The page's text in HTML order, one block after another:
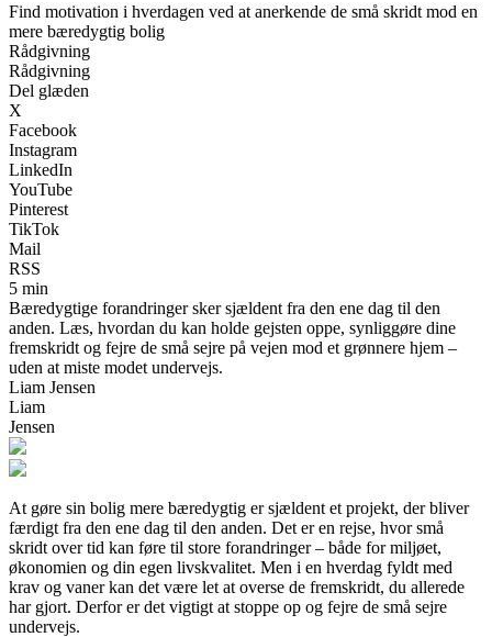
Find motivation i hverdagen ved at anerkende de små skridt mod en
mere bæredygtig bolig
Rådgivning
Rådgivning
Del glæden
X
Facebook
Instagram
LinkedIn
YouTube
Pinterest
TikTok
Mail
RSS
5 min
Bæredygtige forandringer sker sjældent fra den ene dag til den
anden. Læs, hvordan du kan holde gejsten oppe, synliggøre dine
fremskridt og fejre de små sejre på vejen mod et grønnere hjem –
uden at miste modet undervejs.
Liam Jensen
Liam
Jensen
At gøre sin bolig mere bæredygtig er sjældent et projekt, der bliver
færdigt fra den ene dag til den anden. Det er en rejse, hvor små
skridt over tid kan føre til store forandringer – både for miljøet,
økonomien og din egen livskvalitet. Men i en hverdag fyldt med
krav og vaner kan det være let at overse de fremskridt, du allerede
har gjort. Derfor er det vigtigt at stoppe op og fejre de små sejre
undervejs.